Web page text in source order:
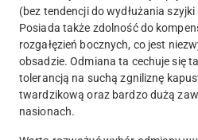
(bez tendencji do wydłużania
Posiada także zdolność do
rozgałęzień bocznych, co jest
obsadzie. Odmiana ta cechuje się
tolerancją na suchą zgniliznę
twardzikową oraz bardzo dużą
nasionach.